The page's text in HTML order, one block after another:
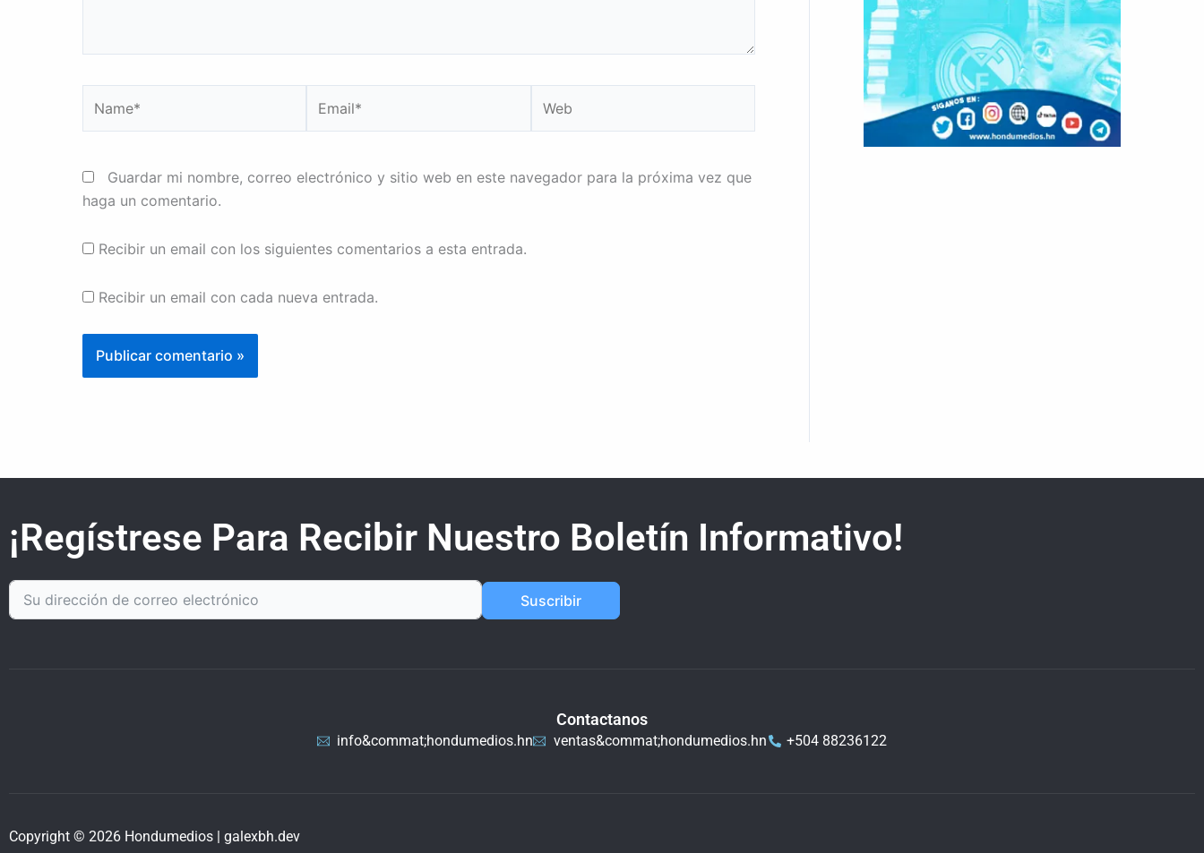
Guardar mi nombre, correo electrónico y sitio web en este navegador para la próxima vez que
haga un comentario.
Recibir un email con los siguientes comentarios a esta entrada.
Recibir un email con cada nueva entrada.
¡Regístrese Para Recibir Nuestro Boletín Informativo!
Suscribir
Contactanos
info&commat;hondumedios.hn ventas&commat;hondumedios.hn +504 88236122
Copyright © 2026 Hondumedios | galexbh.dev